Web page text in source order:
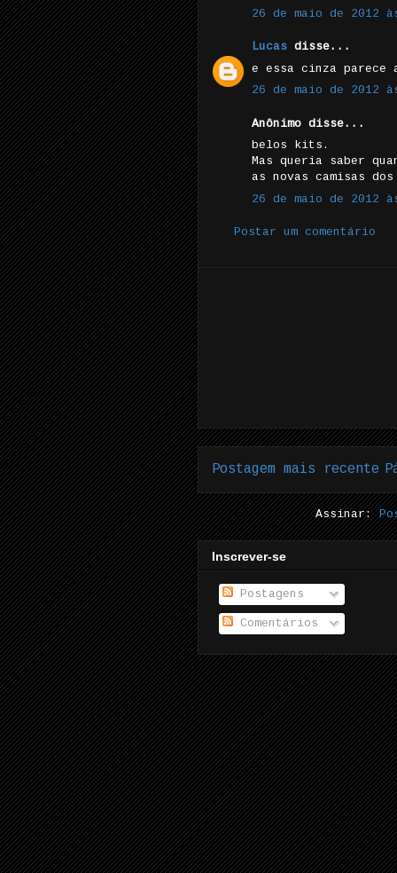
26 de maio de 2012
Lucas disse...
e essa cinza parece
26 de maio de 2012
Anônimo disse...
belos kits.
Mas queria saber
as novas camisas
26 de maio de 2012
Postar um comentário
Postagem mais recente
Assinar:
Inscrever-se
Postagens
Comentários